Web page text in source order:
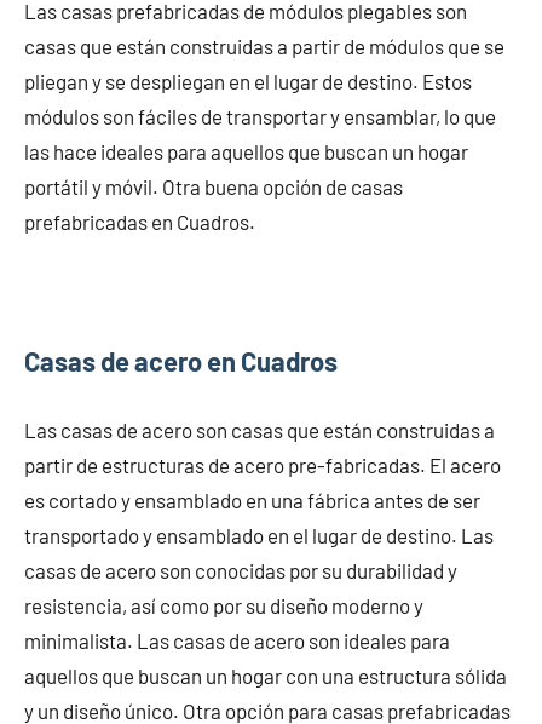
Las casas prefabricadas de módulos plegables son
casas que están construidas a partir de módulos que se
pliegan y se despliegan en el lugar de destino. Estos
módulos son fáciles de transportar y ensamblar, lo que
las hace ideales para aquellos que buscan un hogar
portátil y móvil. Otra buena opción de casas
prefabricadas en Cuadros.
Casas de acero en Cuadros
Las casas de acero son casas que están construidas a
partir de estructuras de acero pre-fabricadas. El acero
es cortado y ensamblado en una fábrica antes de ser
transportado y ensamblado en el lugar de destino. Las
casas de acero son conocidas por su durabilidad y
resistencia, así como por su diseño moderno y
minimalista. Las casas de acero son ideales para
aquellos que buscan un hogar con una estructura sólida
y un diseño único. Otra opción para casas prefabricadas